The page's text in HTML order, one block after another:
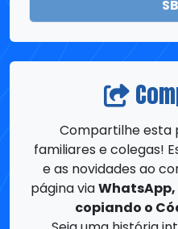
Compartilhe esta
familiares e colegas!
e as novidades ao
página via
copiando o
Seja uma história
educativo ou uma
poder do